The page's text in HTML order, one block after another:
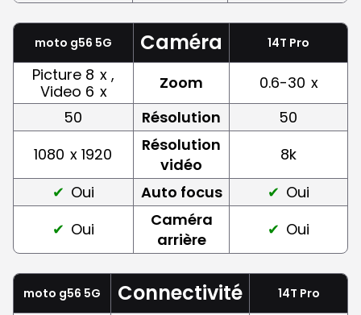
moto g56 5G Caméra 14T Pro
Picture 8 x ,
Video 6 x Zoom 0.6-30 x
50
Résolution
50
1080 x 1920
Résolution
vidéo
8k
Oui
Auto focus
Oui
Oui
Caméra
arrière
Oui
moto g56 5G Connectivité 14T Pro